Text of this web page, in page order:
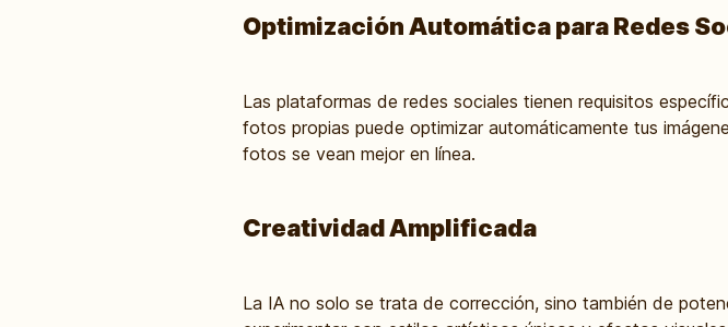
Optimización Automática para Redes
Las plataformas de redes sociales tienen requisitos
fotos propias puede optimizar automáticamente tus
fotos se vean mejor en línea.
Creatividad Amplificada
La IA no solo se trata de corrección, sino también de